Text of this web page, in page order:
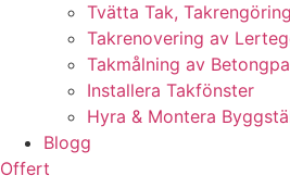
Tvätta Tak,
Takrenovering av
Takmålning av
Installera Takfönster
Hyra & Montera
Blogg
Offert